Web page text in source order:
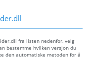
fra listen nedenfor, velg
bestemme hvilken versjon du
den automatiske metoden for å